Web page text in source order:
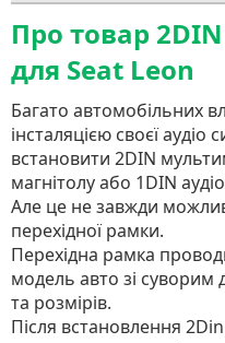
Про товар
для Seat Leon
Багато автомобільних
інсталяцією своєї
встановити 2DIN
магнітолу або 1DIN
Але це не завжди
перехідної рамки.
Перехідна рамка
модель авто зі суворим
та розмірів.
Після встановлення